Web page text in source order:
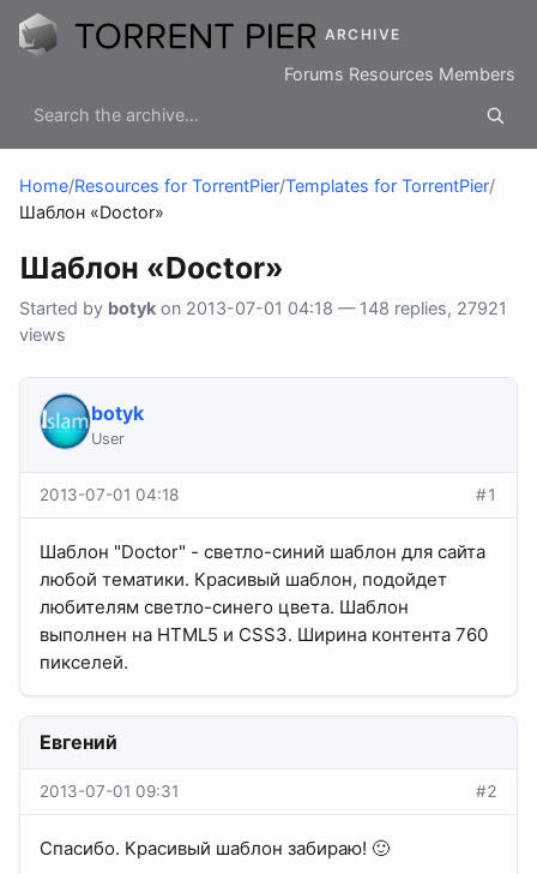
ARCHIVE
Forums Resources Members
Home/Resources for TorrentPier/Templates for TorrentPier/
Шаблон «Doctor»
Шаблон «Doctor»
Started by botyk on 2013-07-01 04:18 — 148 replies, 27921
views
botyk
User
2013-07-01 04:18 #1
Шаблон "Doctor" - светло-синий шаблон для сайта
любой тематики. Красивый шаблон, подойдет
любителям светло-синего цвета. Шаблон
выполнен на HTML5 и CSS3. Ширина контента 760
пикселей.
Евгений
2013-07-01 09:31 #2
Спасибо. Красивый шаблон забираю! 🙂